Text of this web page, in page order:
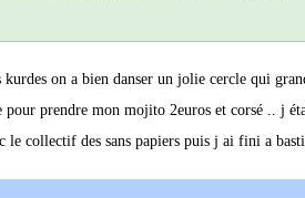
kurdes on a bien danser un jolie cercle qui
pour prendre mon mojito 2euros et corsé .. j
le collectif des sans papiers puis j ai fini a